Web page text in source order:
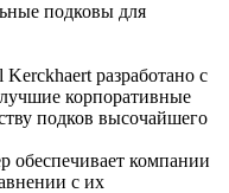
подковы для
разработано с
корпоративные
подков высочайшего
обеспечивает компании
с их